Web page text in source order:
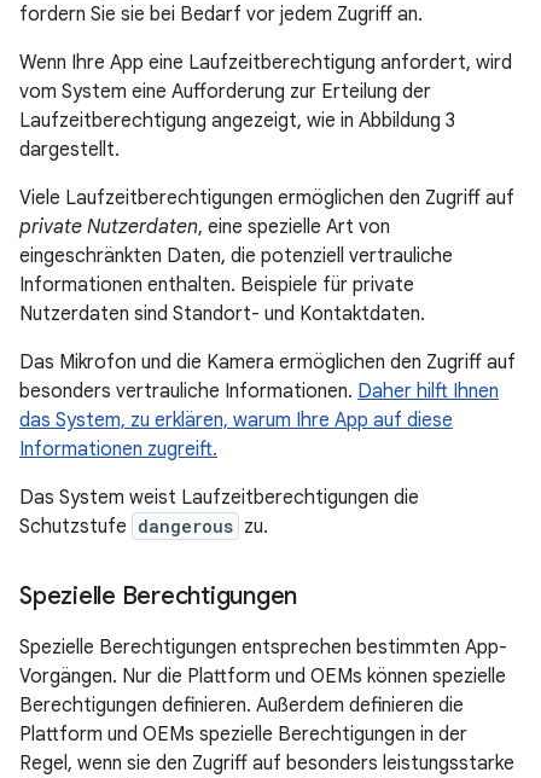
fordern Sie sie bei Bedarf vor jedem Zugriff an.
Wenn Ihre App eine Laufzeitberechtigung anfordert, wird
vom System eine Aufforderung zur Erteilung der
Laufzeitberechtigung angezeigt, wie in Abbildung 3
dargestellt.
Viele Laufzeitberechtigungen ermöglichen den Zugriff auf
private Nutzerdaten, eine spezielle Art von
eingeschränkten Daten, die potenziell vertrauliche
Informationen enthalten. Beispiele für private
Nutzerdaten sind Standort- und Kontaktdaten.
Das Mikrofon und die Kamera ermöglichen den Zugriff auf
besonders vertrauliche Informationen. Daher hilft Ihnen
das System, zu erklären, warum Ihre App auf diese
Informationen zugreift.
Das System weist Laufzeitberechtigungen die
Schutzstufe dangerous zu.
Spezielle Berechtigungen
Spezielle Berechtigungen entsprechen bestimmten App-
Vorgängen. Nur die Plattform und OEMs können spezielle
Berechtigungen definieren. Außerdem definieren die
Plattform und OEMs spezielle Berechtigungen in der
Regel, wenn sie den Zugriff auf besonders leistungsstarke